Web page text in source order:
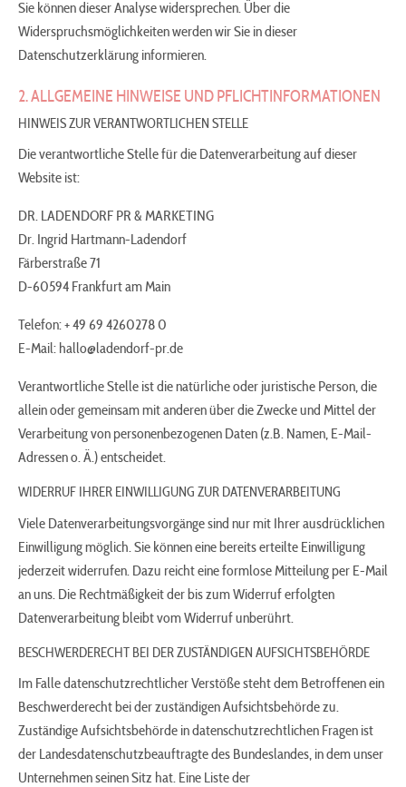
Sie können dieser Analyse widersprechen. Über die
Widerspruchsmöglichkeiten werden wir Sie in dieser
Datenschutzerklärung informieren.
2. ALLGEMEINE HINWEISE UND PFLICHTINFORMATIONEN
HINWEIS ZUR VERANTWORTLICHEN STELLE
Die verantwortliche Stelle für die Datenverarbeitung auf dieser
Website ist:
DR. LADENDORF PR & MARKETING
Dr. Ingrid Hartmann-Ladendorf
Färberstraße 71
D-60594 Frankfurt am Main
Telefon: + 49 69 4260278 0
E-Mail: hallo@ladendorf-pr.de
Verantwortliche Stelle ist die natürliche oder juristische Person, die
allein oder gemeinsam mit anderen über die Zwecke und Mittel der
Verarbeitung von personenbezogenen Daten (z.B. Namen, E-Mail-
Adressen o. Ä.) entscheidet.
WIDERRUF IHRER EINWILLIGUNG ZUR DATENVERARBEITUNG
Viele Datenverarbeitungsvorgänge sind nur mit Ihrer ausdrücklichen
Einwilligung möglich. Sie können eine bereits erteilte Einwilligung
jederzeit widerrufen. Dazu reicht eine formlose Mitteilung per E-Mail
an uns. Die Rechtmäßigkeit der bis zum Widerruf erfolgten
Datenverarbeitung bleibt vom Widerruf unberührt.
BESCHWERDERECHT BEI DER ZUSTÄNDIGEN AUFSICHTSBEHÖRDE
Im Falle datenschutzrechtlicher Verstöße steht dem Betroffenen ein
Beschwerderecht bei der zuständigen Aufsichtsbehörde zu.
Zuständige Aufsichtsbehörde in datenschutzrechtlichen Fragen ist
der Landesdatenschutzbeauftragte des Bundeslandes, in dem unser
Unternehmen seinen Sitz hat. Eine Liste der